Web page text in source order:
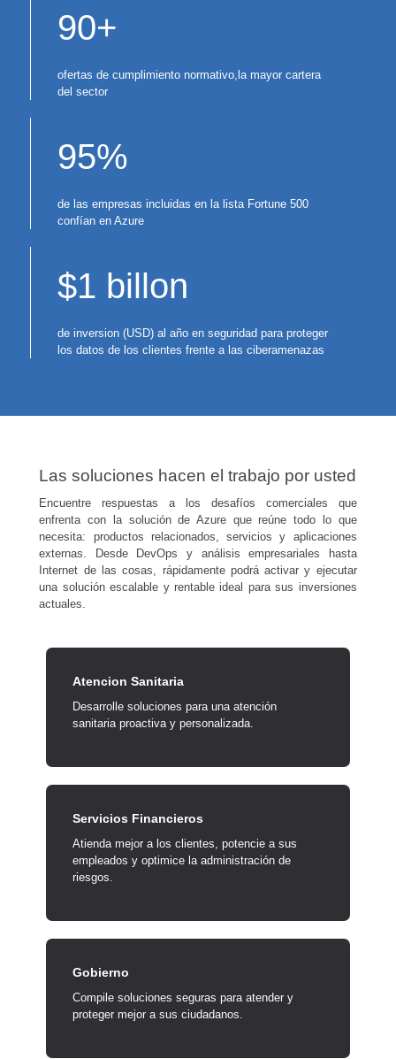
90+
ofertas de cumplimiento normativo,la mayor cartera
del sector
95%
de las empresas incluidas en la lista Fortune 500
confían en Azure
$1 billon
de inversion (USD) al año en seguridad para proteger
los datos de los clientes frente a las ciberamenazas
Las soluciones hacen el trabajo por usted
Encuentre respuestas a los desafíos comerciales que
enfrenta con la solución de Azure que reúne todo lo que
necesita: productos relacionados, servicios y aplicaciones
externas. Desde DevOps y análisis empresariales hasta
Internet de las cosas, rápidamente podrá activar y ejecutar
una solución escalable y rentable ideal para sus inversiones
actuales.
Atencion Sanitaria
Desarrolle soluciones para una atención
sanitaria proactiva y personalizada.
Servicios Financieros
Atienda mejor a los clientes, potencie a sus
empleados y optimice la administración de
riesgos.
Gobierno
Compile soluciones seguras para atender y
proteger mejor a sus ciudadanos.